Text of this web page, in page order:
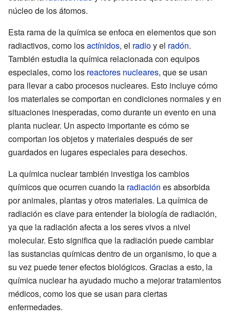
núcleo de los átomos.
Esta rama de la química se enfoca en elementos que son
radiactivos, como losactínidos, el radioy el radón.
También estudia la química relacionada con equipos
especiales, como los reactores nucleares, que se usan
para llevar a cabo procesos nucleares. Esto incluye cómo
los materiales se comportan en condiciones normales y en
situaciones inesperadas, como durante un evento en una
planta nuclear. Un aspecto importante es cómo se
comportan los objetos y materiales después de ser
guardados en lugares especiales para desechos.
La química nuclear también investiga los cambios
químicos que ocurren cuando la radiación es absorbida
por animales, plantas y otros materiales. La química de
radiación es clave para entender la biología de radiación,
ya que la radiación afecta a los seres vivos a nivel
molecular. Esto significa que la radiación puede cambiar
las sustancias químicas dentro de un organismo, lo que a
su vez puede tener efectos biológicos. Gracias a esto, la
química nuclear ha ayudado mucho a mejorar tratamientos
médicos, como los que se usan para ciertas
enfermedades.